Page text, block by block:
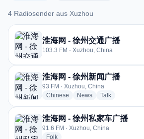
4 Radiosender aus Xuzhou
4 Radiosender aus Xuzhou
淮海网 - 徐州交通广播
103.3 FM · Xuzhou, China
淮海网 - 徐州新闻广播
93 FM · Xuzhou, China
Chinese radio stations
Newsradio stations
Talkradio stations
淮海网 - 徐州私家车广播
91.6 FM · Xuzhou, China
Folkradio stations